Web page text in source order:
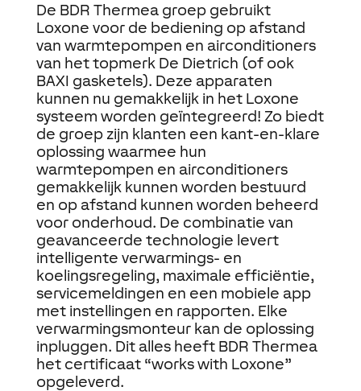
De BDR Thermea groep gebruikt
Loxone voor de bediening op afstand
van warmtepompen en airconditioners
van het topmerk De Dietrich (of ook
BAXI gasketels). Deze apparaten
kunnen nu gemakkelijk in het Loxone
systeem worden geïntegreerd! Zo biedt
de groep zijn klanten een kant-en-klare
oplossing waarmee hun
warmtepompen en airconditioners
gemakkelijk kunnen worden bestuurd
en op afstand kunnen worden beheerd
voor onderhoud. De combinatie van
geavanceerde technologie levert
intelligente verwarmings- en
koelingsregeling, maximale efficiëntie,
servicemeldingen en een mobiele app
met instellingen en rapporten. Elke
verwarmingsmonteur kan de oplossing
inpluggen. Dit alles heeft BDR Thermea
het certificaat “works with Loxone”
opgeleverd.